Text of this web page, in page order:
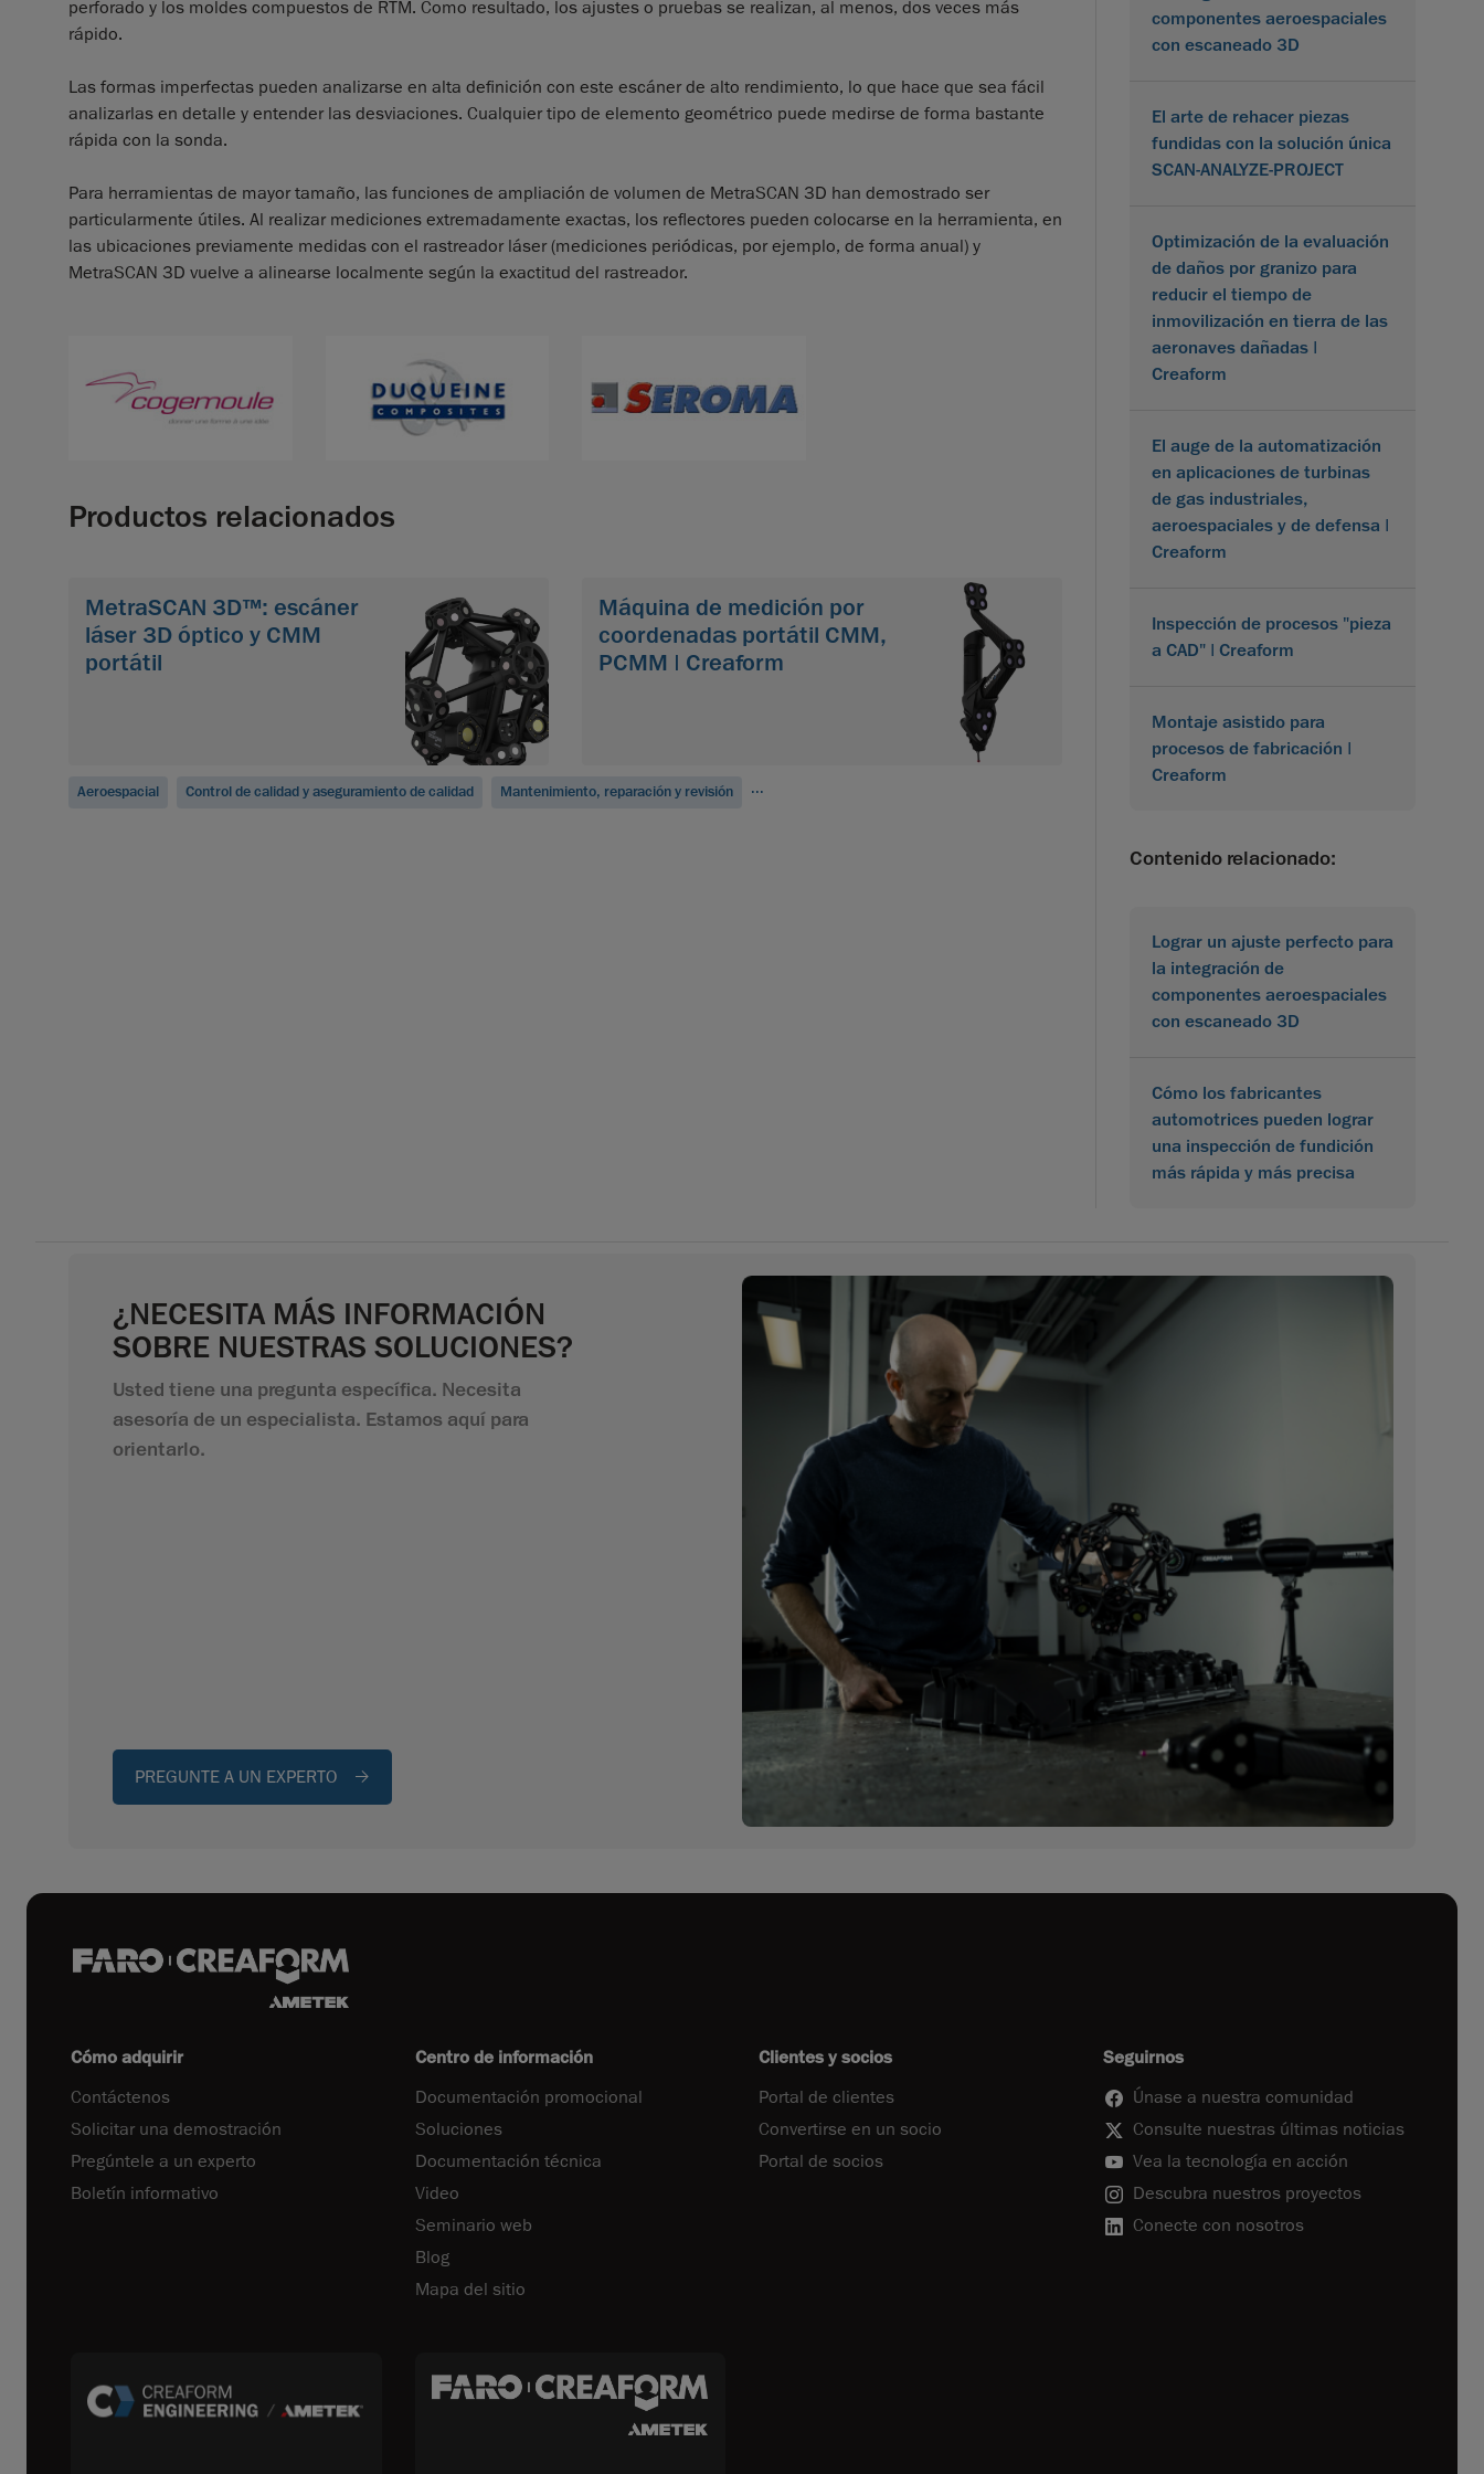
perforado y los moldes compuestos de RTM. Como resultado, los ajustes o pruebas se realizan, al menos, dos veces más
rápido.
Las formas imperfectas pueden analizarse en alta definición con este escáner de alto rendimiento, lo que hace que sea fácil
analizarlas en detalle y entender las desviaciones. Cualquier tipo de elemento geométrico puede medirse de forma bastante
rápida con la sonda.
Para herramientas de mayor tamaño, las funciones de ampliación de volumen de MetraSCAN 3D han demostrado ser
particularmente útiles. Al realizar mediciones extremadamente exactas, los reflectores pueden colocarse en la herramienta, en
las ubicaciones previamente medidas con el rastreador láser (mediciones periódicas, por ejemplo, de forma anual) y
MetraSCAN 3D vuelve a alinearse localmente según la exactitud del rastreador.
Productos relacionados
MetraSCAN 3D™: escáner
láser 3D óptico y CMM
portátil
Máquina de medición por
coordenadas portátil CMM,
PCMM | Creaform
Aeroespacial Control de calidad y aseguramiento de calidad Mantenimiento, reparación y revisión ...
componentes aeroespaciales
con escaneado 3D
El arte de rehacer piezas
fundidas con la solución única
SCAN-ANALYZE-PROJECT
Optimización de la evaluación
de daños por granizo para
reducir el tiempo de
inmovilización en tierra de las
aeronaves dañadas |
Creaform
El auge de la automatización
en aplicaciones de turbinas
de gas industriales,
aeroespaciales y de defensa |
Creaform
Inspección de procesos "pieza
a CAD" | Creaform
Montaje asistido para
procesos de fabricación |
Creaform
Contenido relacionado:
Lograr un ajuste perfecto para
la integración de
componentes aeroespaciales
con escaneado 3D
Cómo los fabricantes
automotrices pueden lograr
una inspección de fundición
más rápida y más precisa
¿NECESITA MÁS INFORMACIÓN
SOBRE NUESTRAS SOLUCIONES?
Usted tiene una pregunta específica. Necesita
asesoría de un especialista. Estamos aquí para
orientarlo.
PREGUNTE A UN EXPERTO
Cómo adquirir
Contáctenos
Solicitar una demostración
Pregúntele a un experto
Boletín informativo
Centro de información
Documentación promocional
Soluciones
Documentación técnica
Video
Seminario web
Blog
Mapa del sitio
Clientes y socios
Portal de clientes
Convertirse en un socio
Portal de socios
Seguirnos
Únase a nuestra comunidad
Consulte nuestras últimas noticias
Vea la tecnología en acción
Descubra nuestros proyectos
Conecte con nosotros